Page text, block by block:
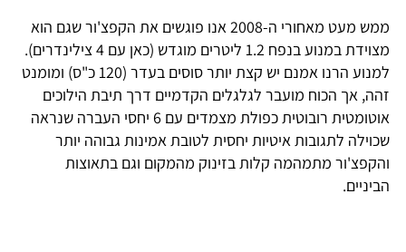
ממש מעט מאחורי ה-2008 אנו פוגשים את הקפצ'ור שגם הוא
מצוידת במנוע בנפח 1.2 ליטרים מוגדש (כאן עם 4 צילינדרים).
למנוע הרנו אמנם יש קצת יותר סוסים בעדר (120 כ"ס) ומומנט
זהה, אך הכוח מועבר לגלגלים הקדמיים דרך תיבת הילוכים
אוטומטית רובוטית כפולת מצמדים עם 6 יחסי העברה שנראה
שכוילה לתגובות איטיות יחסית לטובת אמינות גבוהה יותר
והקפצ'ור מתמהמה קלות בזינוק מהמקום וגם בתאוצות
הביניים.